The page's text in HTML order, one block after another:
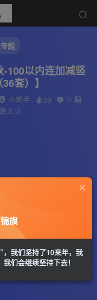
题
100以内连加减竖
套）】
小助手 59
0
文章
旗
，我们坚持了10来年，我
们会继续坚持下去！